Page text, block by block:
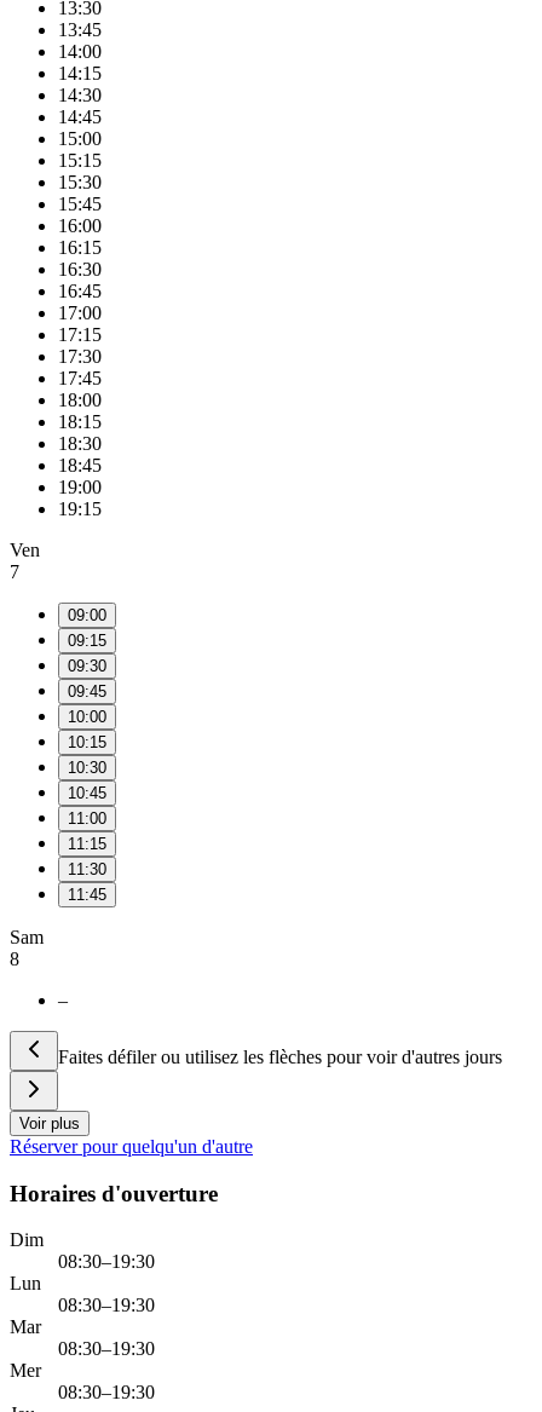
13:30
13:45
14:00
14:15
14:30
14:45
15:00
15:15
15:30
15:45
16:00
16:15
16:30
16:45
17:00
17:15
17:30
17:45
18:00
18:15
18:30
18:45
19:00
19:15
Ven
7
09:00
09:15
09:30
09:45
10:00
10:15
10:30
10:45
11:00
11:15
11:30
11:45
Sam
8
–
Faites défiler ou utilisez les flèches pour voir d'autres jours
Voir plus
Réserver pour quelqu'un d'autre
Horaires d'ouverture
Dim
08:30–19:30
Lun
08:30–19:30
Mar
08:30–19:30
Mer
08:30–19:30